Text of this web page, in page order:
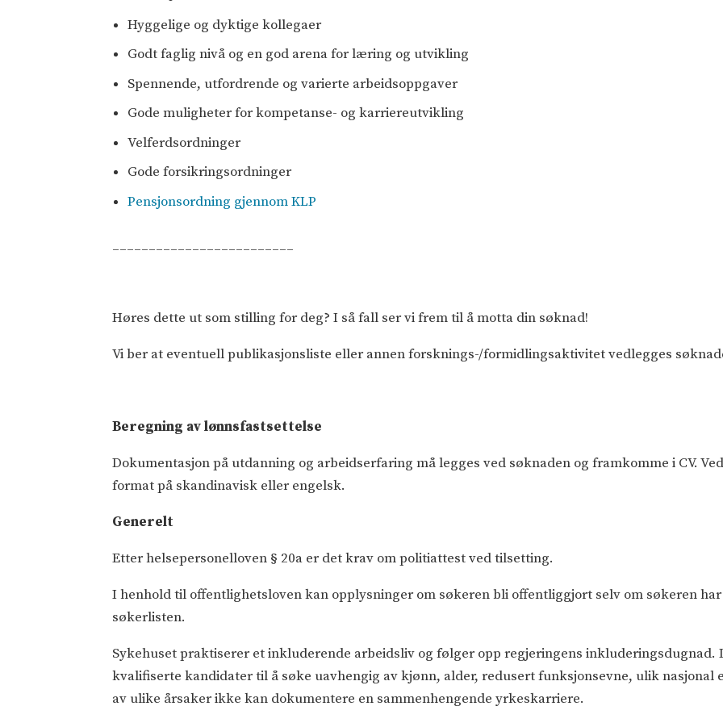
Hyggelige og dyktige kollegaer
Godt faglig nivå og en god arena for læring og utvikling
Spennende, utfordrende og varierte arbeidsoppgaver
Gode muligheter for kompetanse- og karriereutvikling
Velferdsordninger
Gode forsikringsordninger
Pensjonsordning gjennom KLP
_________________________
Høres dette ut som stilling for deg? I så fall ser vi frem til å motta din søknad!
Vi ber at eventuell publikasjonsliste eller annen forsknings-/formidlingsaktivitet vedlegges
Beregning av lønnsfastsettelse
Dokumentasjon på utdanning og arbeidserfaring må legges ved søknaden og framkomme i CV.
format på skandinavisk eller engelsk.
Generelt
Etter helsepersonelloven § 20a er det krav om politiattest ved tilsetting.
I henhold til offentlighetsloven kan opplysninger om søkeren bli offentliggjort selv om søkeren
søkerlisten.
Sykehuset praktiserer et inkluderende arbeidsliv og følger opp regjeringens
kvalifiserte kandidater til å søke uavhengig av kjønn, alder, redusert funksjonsevne, ulik
av ulike årsaker ikke kan dokumentere en sammenhengende yrkeskarriere.